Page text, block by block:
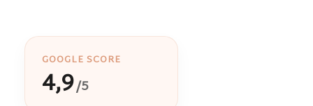
GOOGLE SCORE
4,9/5